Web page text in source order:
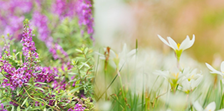
党建工作
文件汇编
团学通知
团学新闻
活动通告
校友新闻
校友风采
校友名录